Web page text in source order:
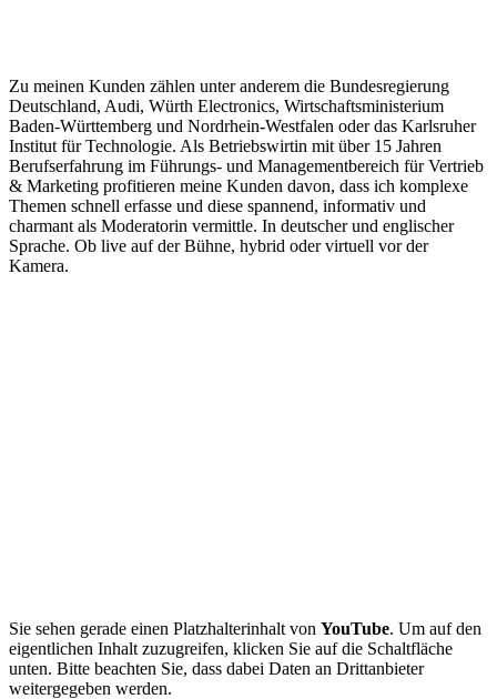
Zu meinen Kunden zählen unter anderem die Bundesregierung
Deutschland, Audi, Würth Electronics, Wirtschaftsministerium
Baden-Württemberg und Nordrhein-Westfalen oder das Karlsruher
Institut für Technologie. Als Betriebswirtin mit über 15 Jahren
Berufserfahrung im Führungs- und Managementbereich für Vertrieb
& Marketing profitieren meine Kunden davon, dass ich komplexe
Themen schnell erfasse und diese spannend, informativ und
charmant als Moderatorin vermittle. In deutscher und englischer
Sprache. Ob live auf der Bühne, hybrid oder virtuell vor der
Kamera.
Sie sehen gerade einen Platzhalterinhalt von YouTube. Um auf den
eigentlichen Inhalt zuzugreifen, klicken Sie auf die Schaltfläche
unten. Bitte beachten Sie, dass dabei Daten an Drittanbieter
weitergegeben werden.